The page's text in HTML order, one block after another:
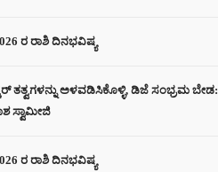
ರ ರಾಶಿ ದಿನಭವಿಷ್ಯ
ತತ್ವಗಳನ್ನು ಅಳವಡಿಸಿಕೊಳ್ಳಿ, ಡಿಜೆ ಸಂಭ್ರಮ ಬೇಡ:
ಸ್ವಾಮೀಜಿ
ರ ರಾಶಿ ದಿನಭವಿಷ್ಯ